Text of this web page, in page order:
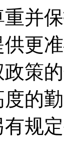
并
供更
策
的
规